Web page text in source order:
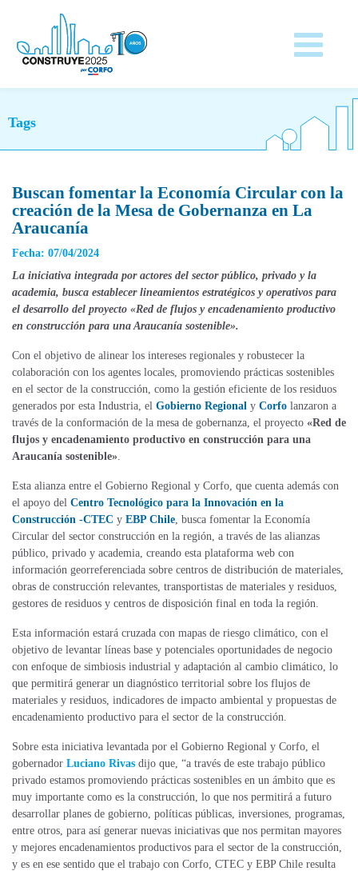
Tags
Buscan fomentar la Economía Circular con la
creación de la Mesa de Gobernanza en La
Araucanía
Fecha: 07/04/2024
La iniciativa integrada por actores del sector público, privado y la
academia, busca establecer lineamientos estratégicos y operativos para
el desarrollo del proyecto «Red de flujos y encadenamiento productivo
en construcción para una Araucanía sostenible».
Con el objetivo de alinear los intereses regionales y robustecer la
colaboración con los agentes locales, promoviendo prácticas sostenibles
en el sector de la construcción, como la gestión eficiente de los residuos
generados por esta Industria, el Gobierno Regional y Corfo lanzaron a
través de la conformación de la mesa de gobernanza, el proyecto «Red de
flujos y encadenamiento productivo en construcción para una
Araucanía sostenible».
Esta alianza entre el Gobierno Regional y Corfo, que cuenta además con
el apoyo del Centro Tecnológico para la Innovación en la
Construcción -CTEC y EBP Chile, busca fomentar la Economía
Circular del sector construcción en la región, a través de las alianzas
público, privado y academia, creando esta plataforma web con
información georreferenciada sobre centros de distribución de materiales,
obras de construcción relevantes, transportistas de materiales y residuos,
gestores de residuos y centros de disposición final en toda la región.
Esta información estará cruzada con mapas de riesgo climático, con el
objetivo de levantar líneas base y potenciales oportunidades de negocio
con enfoque de simbiosis industrial y adaptación al cambio climático, lo
que permitirá generar un diagnóstico territorial sobre los flujos de
materiales y residuos, indicadores de impacto ambiental y propuestas de
encadenamiento productivo para el sector de la construcción.
Sobre esta iniciativa levantada por el Gobierno Regional y Corfo, el
gobernador Luciano Rivas dijo que, “a través de este trabajo público
privado estamos promoviendo prácticas sostenibles en un ámbito que es
muy importante como es la construcción, lo que nos permitirá a futuro
desarrollar planes de gobierno, políticas públicas, inversiones, programas,
entre otros, para así generar nuevas iniciativas que nos permitan mayores
y mejores encadenamientos productivos para el sector de la construcción,
y es en ese sentido que el trabajo con Corfo, CTEC y EBP Chile resulta